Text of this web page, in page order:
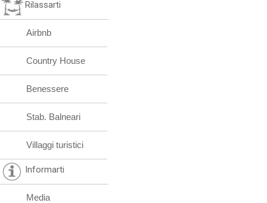
Rilassarti
Airbnb
Country House
Benessere
Stab. Balneari
Villaggi turistici
Informarti
Media